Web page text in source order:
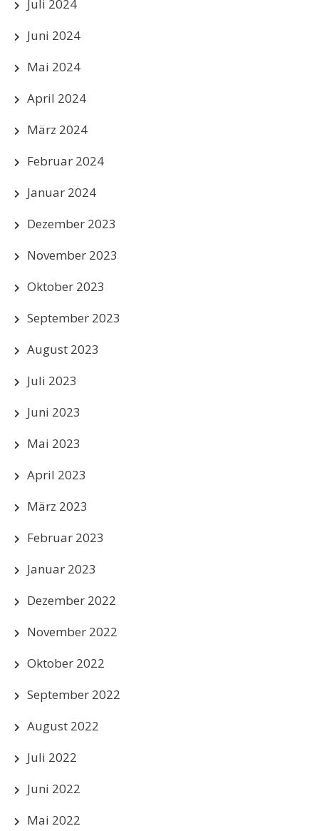
Juli 2024
Juni 2024
Mai 2024
April 2024
März 2024
Februar 2024
Januar 2024
Dezember 2023
November 2023
Oktober 2023
September 2023
August 2023
Juli 2023
Juni 2023
Mai 2023
April 2023
März 2023
Februar 2023
Januar 2023
Dezember 2022
November 2022
Oktober 2022
September 2022
August 2022
Juli 2022
Juni 2022
Mai 2022